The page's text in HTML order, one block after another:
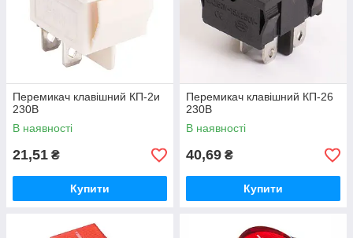
Перемикач клавішний КП-2и
230В
В наявності
21,51 ₴
Купити
Перемикач клавішний КП-26
230В
В наявності
40,69 ₴
Купити